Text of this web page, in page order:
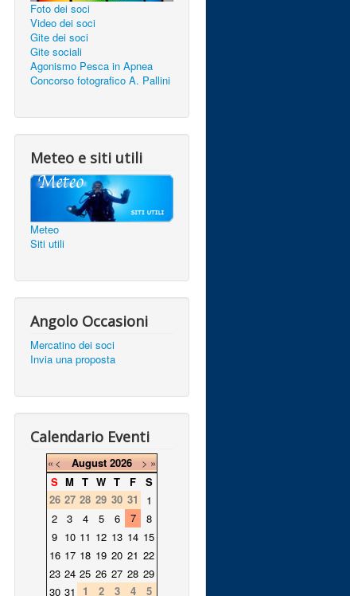
Foto dei soci
Video dei soci
Gite dei soci
Gite sociali
Agonismo Pesca in Apnea
Concorso fotografico A. Pallini
Meteo e siti utili
Meteo
Siti utili
Angolo Occasioni
Mercatino dei soci
Invia una proposta
Calendario Eventi
«< August 2026 >»
S M T W T F
S
26 27 28 29 30 31
1
2
3 4 5 6 7
8
9 10 11 12 13 14 15
16 17 18 19 20 21 22
23 24 25 26 27 28 29
30 31 1 2 3 4 5